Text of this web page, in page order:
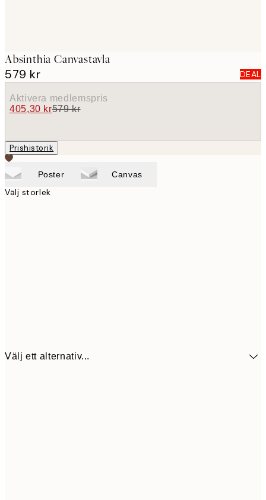
Absinthia Canvastavla
579 kr DEAL
Aktivera medlemspris
405,30 kr579 kr
Prishistorik
Poster Canvas
Välj storlek
Välj ett alternativ...